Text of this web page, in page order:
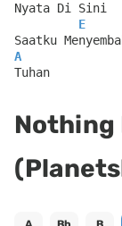
Nyata Di Sini
E
Saatku
A
Tuhan
Nothing